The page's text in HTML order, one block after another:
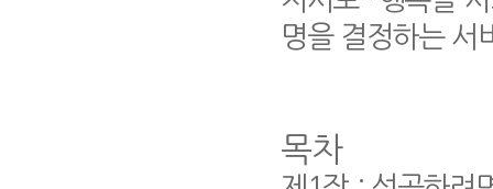
명을 결정하는 서
목차